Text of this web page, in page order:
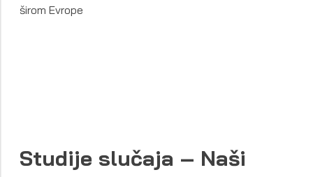
širom Evrope
Studije slučaja – Naši